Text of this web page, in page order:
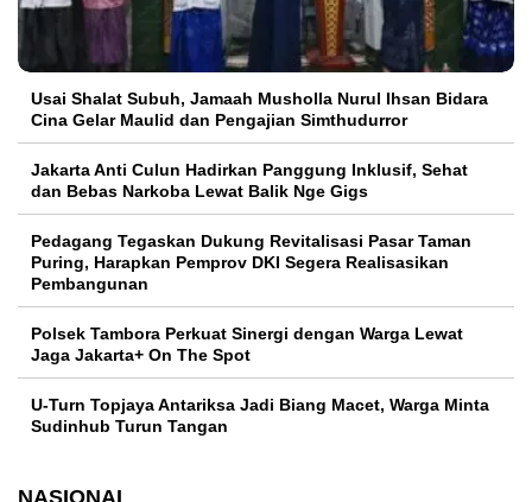
Usai Shalat Subuh, Jamaah Musholla Nurul Ihsan Bidara
Cina Gelar Maulid dan Pengajian Simthudurror
Jakarta Anti Culun Hadirkan Panggung Inklusif, Sehat
dan Bebas Narkoba Lewat Balik Nge Gigs
Pedagang Tegaskan Dukung Revitalisasi Pasar Taman
Puring, Harapkan Pemprov DKI Segera Realisasikan
Pembangunan
Polsek Tambora Perkuat Sinergi dengan Warga Lewat
Jaga Jakarta+ On The Spot
U-Turn Topjaya Antariksa Jadi Biang Macet, Warga Minta
Sudinhub Turun Tangan
NASIONAL